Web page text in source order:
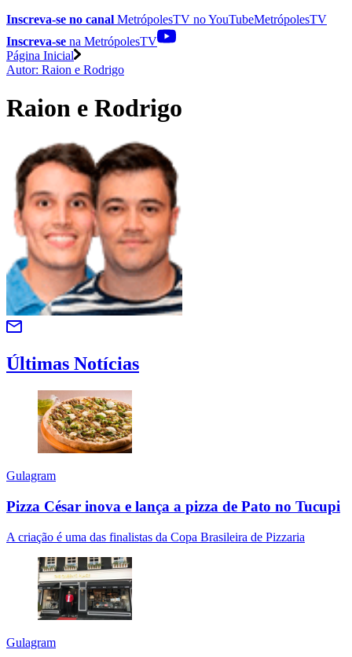
Inscreva-se no canal MetrópolesTV noYouTubeMetrópolesTV
Inscreva-se na MetrópolesTV
Página Inicial
Autor: Raion e Rodrigo
Raion e Rodrigo
Últimas Notícias
Gulagram
Pizza César inova e lança a pizza de Pato no Tucupi
A criação é uma das finalistas da Copa Brasileira de Pizzaria
Gulagram